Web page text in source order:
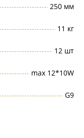
250 мм
11 кг
12 шт
max 12*10W
G9